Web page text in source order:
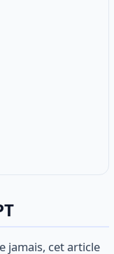
jamais, cet article